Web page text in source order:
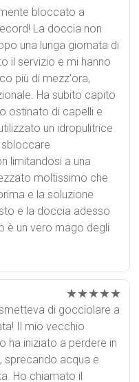
bloccato a
La doccia non
una lunga giornata di
il servizio e mi hanno
più di mezz'ora,
Ha subito capito
ostinato di capelli e
un idropulitrice
limitandosi a una
moltissimo che
e la soluzione
e la doccia adesso
è un vero mago degli
★★★★★
di gocciolare a
Il mio vecchio
ha iniziato a perdere in
sprecando acqua e
Ho chiamato il